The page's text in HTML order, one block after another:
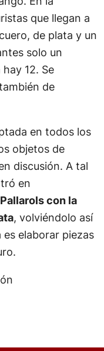
que llegan a
de plata y un
solo un
12. Se
de
en todos los
objetos de
discusión. A tal
en
con la
, volviéndolo así
elaborar piezas